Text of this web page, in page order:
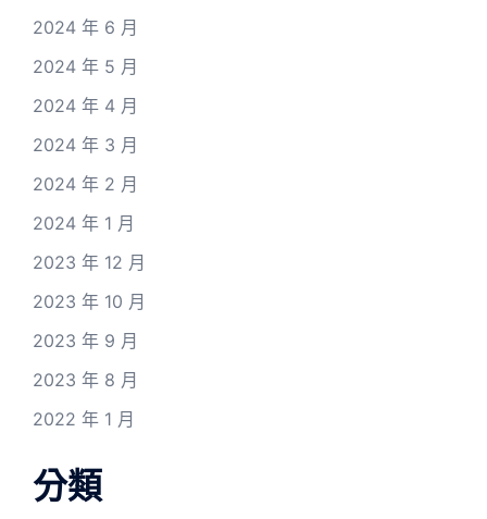
2024 年 6 月
2024 年 5 月
2024 年 4 月
2024 年 3 月
2024 年 2 月
2024 年 1 月
2023 年 12 月
2023 年 10 月
2023 年 9 月
2023 年 8 月
2022 年 1 月
分類